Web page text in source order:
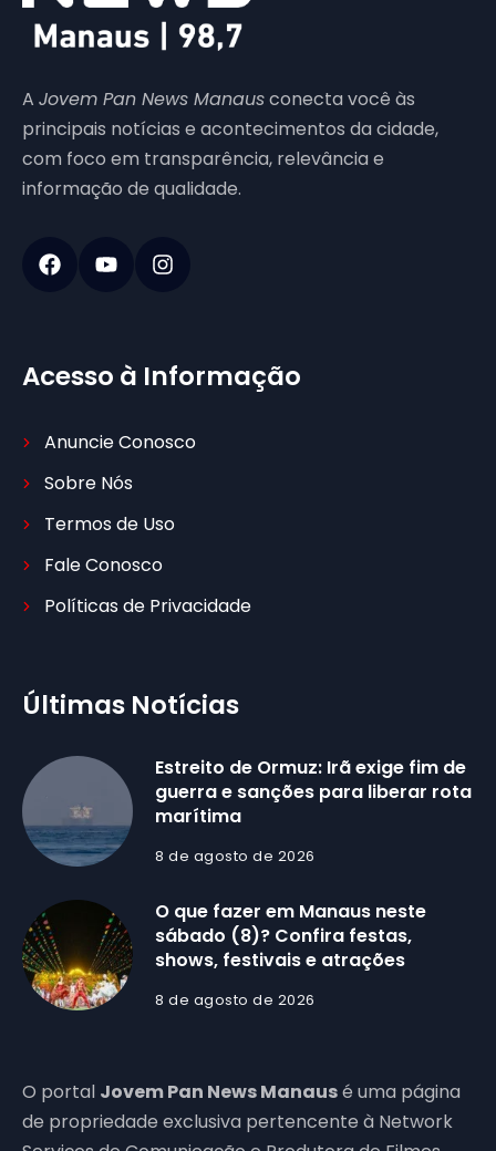
A Jovem Pan News Manausconecta você às
principais notícias e acontecimentos da cidade,
com foco em transparência, relevância e
informação de qualidade.
Acesso à Informação
Anuncie Conosco
Sobre Nós
Termos de Uso
Fale Conosco
Políticas de Privacidade
Últimas Notícias
Estreito de Ormuz: Irã exige fim de
guerra e sanções para liberar rota
marítima
8 de agosto de 2026
O que fazer em Manaus neste
sábado (8)? Confira festas,
shows, festivais e atrações
8 de agosto de 2026
O portal Jovem Pan News Manausé uma página
de propriedade exclusiva pertencente à Network